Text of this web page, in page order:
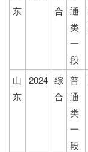
东
合 通
类
一
段
山
东
2024 综
合
普
通
类
一
段